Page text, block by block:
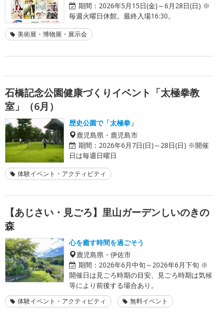
期間： 2026年5月15日(金)～6月28日(日) ※
毎週火曜日休館。最終入場16:30。
美術展・博物展・展示会
石橋記念公園健康づくりイベント「太極拳教
室」（6月）
歴史公園で「太極拳」
鹿児島県・鹿児島市
期間： 2026年6月7日(日)～28日(日) ※開催
日は毎週日曜日
体験イベント・アクティビティ
【あじさい・見ごろ】里山ガーデンしいのきの
森
心を癒す時間を過ごそう
鹿児島県・伊佐市
期間： 2026年6月中旬～2026年6月下旬 ※
開催日は見ごろ時期の目安、見ごろ時期は気候
等により前後する場合あり。
体験イベント・アクティビティ 無料イベント